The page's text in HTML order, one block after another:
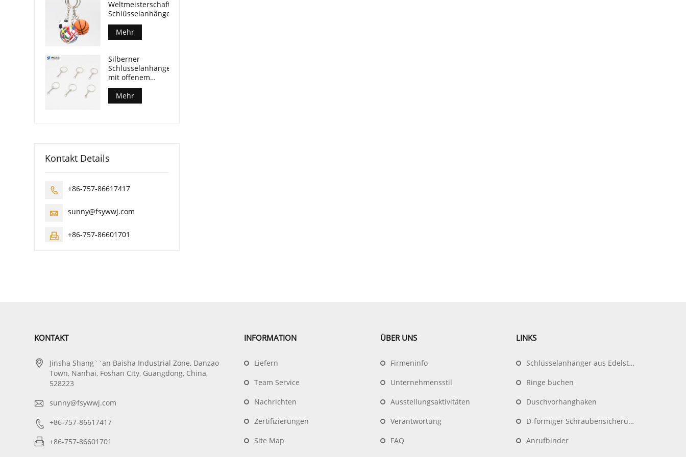
Weltmeisterschaft
Schlüsselanhänger
Mehr
Silberner
Schlüsselanhänger
mit offenem
Biegering
Mehr
Kontakt Details
 +86-757-86617417
 sunny@fsywwj.com
 +86-757-86601701
KONTAKT

Jinsha Shang``an Baisha Industrial Zone, Danzao
Town, Nanhai, Foshan City, Guangdong, China,
528223
 sunny@fsywwj.com
 +86-757-86617417
 +86-757-86601701
INFORMATION
Liefern
Team Service
Nachrichten
Zertifizierungen
Site Map
ÜBER UNS
Firmeninfo
Unternehmensstil
Ausstellungsaktivitäten
Verantwortung
FAQ
LINKS
Schlüsselanhänger aus Edelstahldraht
Ringe buchen
Duschvorhanghaken
D-förmiger Schraubensicherungsring
Anrufbinder